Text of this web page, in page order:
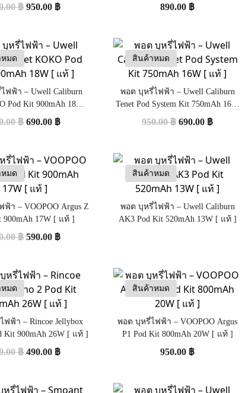
฿ 950.00 ฿ 890.00 ฿
มด
ฟฟ้า – Uwell Caliburn
Pod Kit 900mAh 18W [
แท้ ]
฿ 690.00 ฿
สินค้าหมด
พอต บุหรี่ไฟฟ้า – Uwell Caliburn
Tenet Pod System Kit 750mAh 16W
[ แท้ ]
950.00฿ 690.00 ฿
มด
า – VOOPOO Argus Z
900mAh 17W [ แท้ ]
฿ 590.00 ฿
สินค้าหมด
พอต บุหรี่ไฟฟ้า – Uwell Caliburn
AK3 Pod Kit 520mAh 13W [ แท้ ]
มด
ฟ้า – Rincoe Jellybox
Kit 900mAh 26W [ แท้ ]
฿ 490.00 ฿
สินค้าหมด
พอต บุหรี่ไฟฟ้า – VOOPOO Argus
P1 Pod Kit 800mAh 20W [ แท้ ]
950.00 ฿